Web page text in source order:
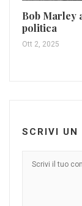
Bob Marley
politica
Ott 2, 2025
SCRIVI UN